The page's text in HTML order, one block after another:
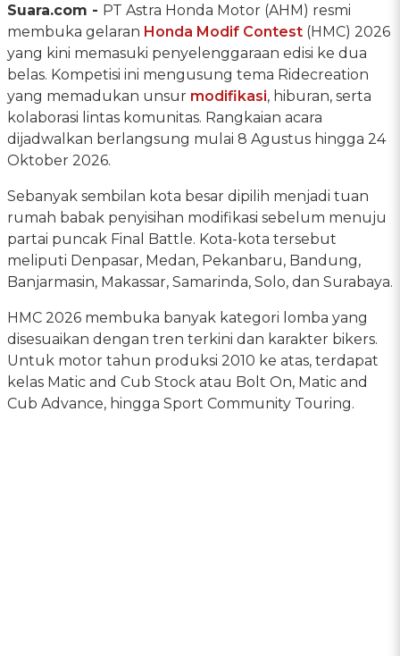
Suara.com - PT Astra Honda Motor (AHM) resmi
membuka gelaran Honda Modif Contest (HMC) 2026
yang kini memasuki penyelenggaraan edisi ke dua
belas. Kompetisi ini mengusung tema Ridecreation
yang memadukan unsur modifikasi, hiburan, serta
kolaborasi lintas komunitas. Rangkaian acara
dijadwalkan berlangsung mulai 8 Agustus hingga 24
Oktober 2026.
Sebanyak sembilan kota besar dipilih menjadi tuan
rumah babak penyisihan modifikasi sebelum menuju
partai puncak Final Battle. Kota-kota tersebut
meliputi Denpasar, Medan, Pekanbaru, Bandung,
Banjarmasin, Makassar, Samarinda, Solo, dan Surabaya.
HMC 2026 membuka banyak kategori lomba yang
disesuaikan dengan tren terkini dan karakter bikers.
Untuk motor tahun produksi 2010 ke atas, terdapat
kelas Matic and Cub Stock atau Bolt On, Matic and
Cub Advance, hingga Sport Community Touring.